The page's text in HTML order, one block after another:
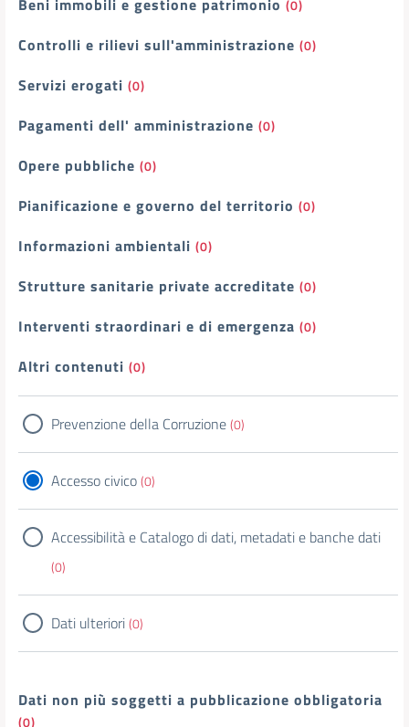
Beni immobili e gestione patrimonio (0)
Controlli e rilievi sull'amministrazione (0)
Servizi erogati (0)
Pagamenti dell' amministrazione (0)
Opere pubbliche (0)
Pianificazione e governo del territorio (0)
Informazioni ambientali (0)
Strutture sanitarie private accreditate (0)
Interventi straordinari e di emergenza (0)
Altri contenuti (0)
Prevenzione della Corruzione(0)
Accesso civico(0)
Accessibilità e Catalogo di dati, metadati e banche dati
(0)
Dati ulteriori(0)
Dati non più soggetti a pubblicazione obbligatoria
(0)